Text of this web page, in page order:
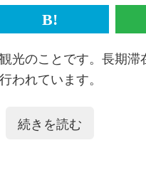
は
て
な
ッ
光のことです。長期
われています。
続きを読む